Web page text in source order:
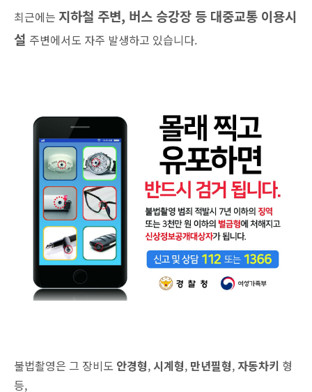
최근에는 지하철 주변, 버스 승강장 등 대중교통 이용시
설 주변에서도 자주 발생하고 있습니다.
불법촬영은 그 장비도 안경형, 시계형, 만년필형, 자동차키 형
등,